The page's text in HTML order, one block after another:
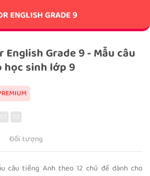
ENGLISH GRADE 9
English Grade 9 - Mẫu câu
sinh lớp 9
C1 C2
Đối tượng
câu tiếng Anh theo 12 chủ đề dành cho